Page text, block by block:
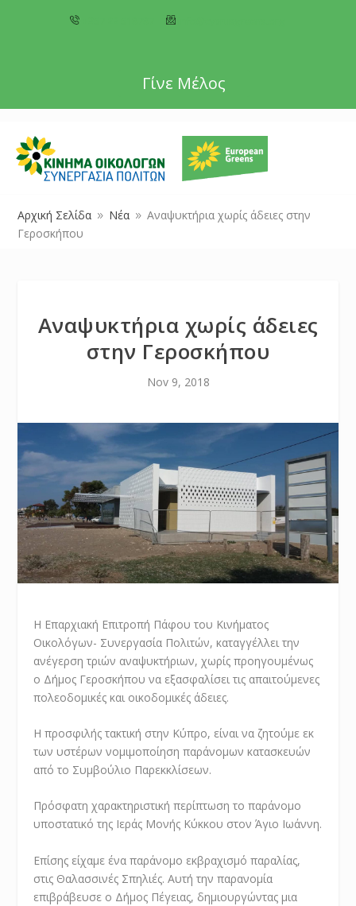
Γίνε Μέλος
Αρχική Σελίδα 9 Νέα 9 Αναψυκτήρια χωρίς άδειες στην
Γεροσκήπου
Αναψυκτήρια χωρίς άδειες
στην Γεροσκήπου
Nov 9, 2018
Η Επαρχιακή Επιτροπή Πάφου του Κινήματος
Οικολόγων- Συνεργασία Πολιτών, καταγγέλλει την
ανέγερση τριών αναψυκτήριων, χωρίς προηγουμένως
ο Δήμος Γεροσκήπου να εξασφαλίσει τις απαιτούμενες
πολεοδομικές και οικοδομικές άδειες.
Η προσφιλής τακτική στην Κύπρο, είναι να ζητούμε εκ
των υστέρων νομιμοποίηση παράνομων κατασκευών
από το Συμβούλιο Παρεκκλίσεων.
Πρόσφατη χαρακτηριστική περίπτωση το παράνομο
υποστατικό της Ιεράς Μονής Κύκκου στον Άγιο Ιωάννη.
Επίσης είχαμε ένα παράνομο εκβραχισμό παραλίας,
στις Θαλασσινές Σπηλιές. Αυτή την παρανομία
επιβράβευσε ο Δήμος Πέγειας, δημιουργώντας μια